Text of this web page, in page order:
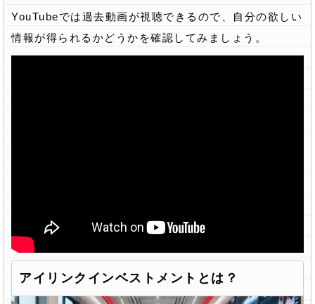
YouTubeでは過去動画が視聴できるので、自分の欲しい
情報が得られるかどうかを確認してみましょう。
アイリンクインベストメントとは？